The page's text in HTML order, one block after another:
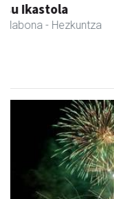
Sahatsa belar-
Amasa-Villabona -